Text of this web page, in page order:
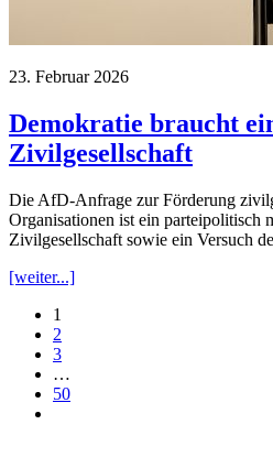
23. Februar 2026
Demokratie braucht
Zivilgesellschaft
Die AfD-Anfrage zur Förderung
Organisationen ist ein parteipolitisch
Zivilgesellschaft sowie ein Versuch
[weiter...]
1
2
3
…
50